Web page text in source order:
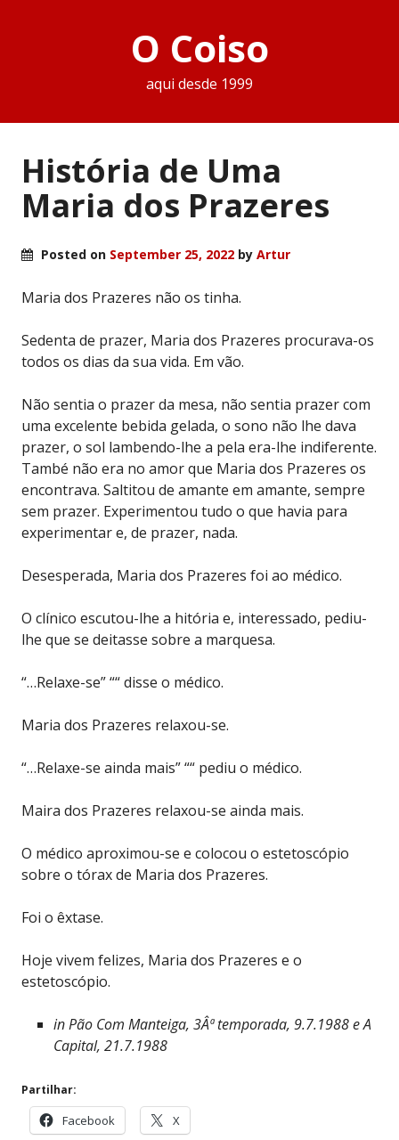
O Coiso
aqui desde 1999
História de Uma
Maria dos Prazeres
Posted on September 25, 2022 by Artur
Maria dos Prazeres não os tinha.
Sedenta de prazer, Maria dos Prazeres procurava-os
todos os dias da sua vida. Em vão.
Não sentia o prazer da mesa, não sentia prazer com
uma excelente bebida gelada, o sono não lhe dava
prazer, o sol lambendo-lhe a pela era-lhe indiferente.
També não era no amor que Maria dos Prazeres os
encontrava. Saltitou de amante em amante, sempre
sem prazer. Experimentou tudo o que havia para
experimentar e, de prazer, nada.
Desesperada, Maria dos Prazeres foi ao médico.
O clínico escutou-lhe a hitória e, interessado, pediu-
lhe que se deitasse sobre a marquesa.
“…Relaxe-se” ““ disse o médico.
Maria dos Prazeres relaxou-se.
“…Relaxe-se ainda mais” ““ pediu o médico.
Maira dos Prazeres relaxou-se ainda mais.
O médico aproximou-se e colocou o estetoscópio
sobre o tórax de Maria dos Prazeres.
Foi o êxtase.
Hoje vivem felizes, Maria dos Prazeres e o
estetoscópio.
in Pão Com Manteiga, 3Âª temporada, 9.7.1988 e A
Capital, 21.7.1988
Partilhar:
Facebook X